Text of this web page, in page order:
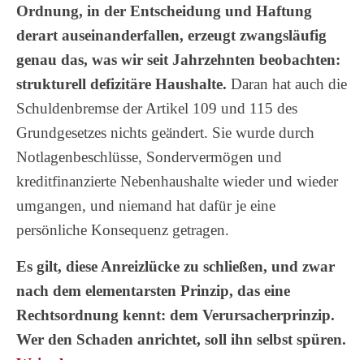
Ordnung, in der Entscheidung und Haftung
derart auseinanderfallen, erzeugt zwangsläufig
genau das, was wir seit Jahrzehnten beobachten:
strukturell defizitäre Haushalte. Daran hat auch die
Schuldenbremse der Artikel 109 und 115 des
Grundgesetzes nichts geändert. Sie wurde durch
Notlagenbeschlüsse, Sondervermögen und
kreditfinanzierte Nebenhaushalte wieder und wieder
umgangen, und niemand hat dafür je eine
persönliche Konsequenz getragen.
Es gilt, diese Anreizlücke zu schließen, und zwar
nach dem elementarsten Prinzip, das eine
Rechtsordnung kennt: dem Verursacherprinzip.
Wer den Schaden anrichtet, soll ihn selbst spüren.